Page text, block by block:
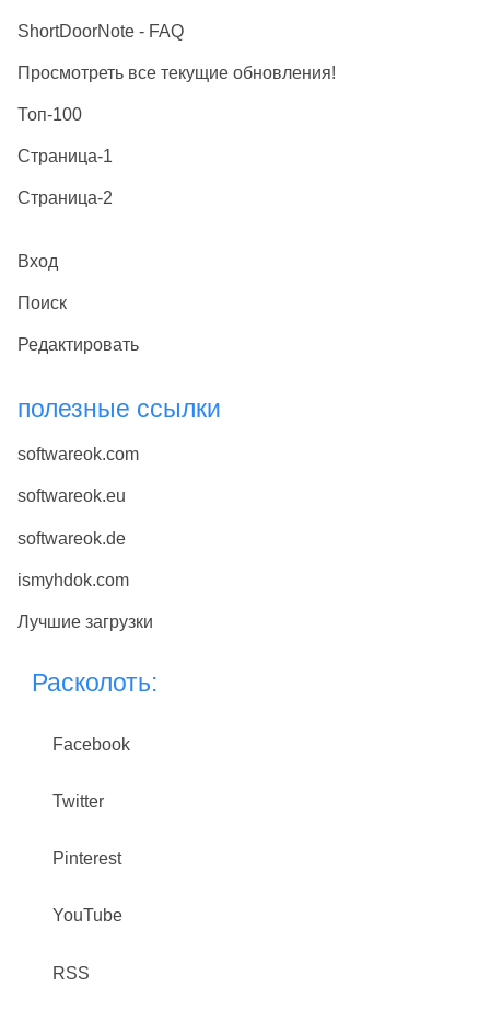
ShortDoorNote - FAQ
Просмотреть все текущие обновления!
Топ-100
Страница-1
Страница-2
Вход
Поиск
Редактировать
полезные ссылки
softwareok.com
softwareok.eu
softwareok.de
ismyhdok.com
Лучшие загрузки
Расколоть:
Facebook
Twitter
Pinterest
YouTube
RSS